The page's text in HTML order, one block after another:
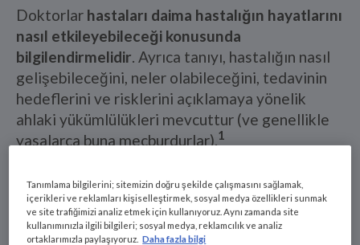
Doktorlar hastaları daima hastalığın hayatlarını
nasıl etkileyebileceği konusunda
bilgilendirmelidir. Ayrıca tanıyı, hastalığın nasıl
gelişebileceğini, neler olabileceğini, tedavinin
hedeflerini ve risklerini açıklamaya yönelik
ahlaki yükümlülükleri mevcuttur (ve genellikle
yasalarca buna mecburdurlar).1
İstisna -Bilgilendirilmenin hastanın
sağlık koşullarına zarar veren
duygusal bir etkiye neden olabileceği
Tanımlama bilgilerini; sitemizin doğru şekilde çalışmasını sağlamak,
içerikleri ve reklamları kişiselleştirmek, sosyal medya özellikleri sunmak
ve site trafiğimizi analiz etmek için kullanıyoruz. Aynı zamanda site
kullanımınızla ilgili bilgileri; sosyal medya, reklamcılık ve analiz
ortaklarımızla paylaşıyoruz. Daha fazla bilgi